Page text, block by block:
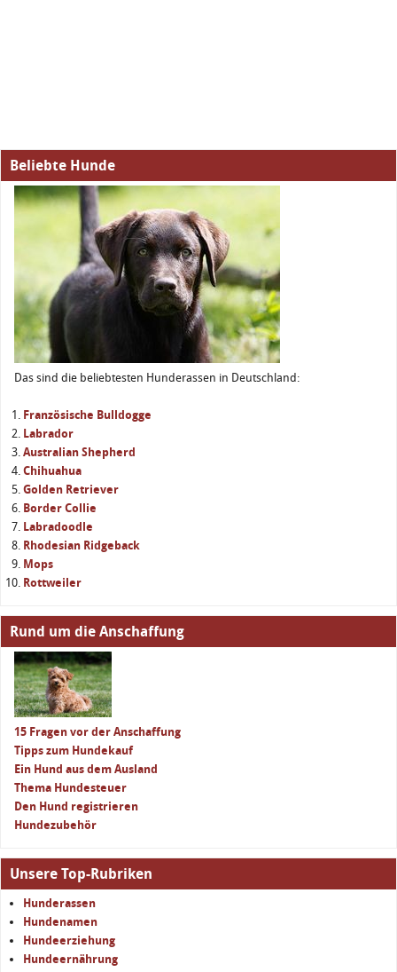
Beliebte Hunde
Das sind die beliebtesten Hunderassen in Deutschland:
Französische Bulldogge
Labrador
Australian Shepherd
Chihuahua
Golden Retriever
Border Collie
Labradoodle
Rhodesian Ridgeback
Mops
Rottweiler
Rund um die Anschaffung
15 Fragen vor der Anschaffung
Tipps zum Hundekauf
Ein Hund aus dem Ausland
Thema Hundesteuer
Den Hund registrieren
Hundezubehör
Unsere Top-Rubriken
Hunderassen
Hundenamen
Hundeerziehung
Hundeernährung